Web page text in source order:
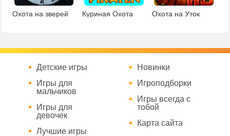
Охота на зверей Куриная Охота Охота на Уток
Детские игры
Игры для
мальчиков
Игры для
девочек
Лучшие игры
Новинки
Игроподборки
Игры всегда с
тобой
Карта сайта